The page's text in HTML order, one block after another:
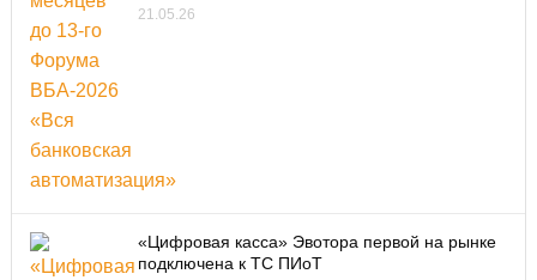
21.05.26
«Цифровая касса» Эвотора первой на рынке
подключена к ТС ПИоТ